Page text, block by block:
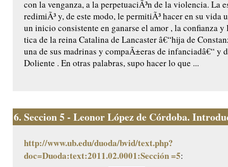
con la venganza, a la perpetuaciÃ³n de la violencia. La
redimiÃ³ y, de este modo, le permitiÃ³ hacer en su vida
un inicio consistente en ganarse el amor , la confianza
tica de la reina Catalina de Lancaster â€“hija de
una de sus madrinas y compaÃ±eras de infanciadâ€“ y
Doliente . En otras palabras, supo hacer lo que ...
6. Seccion 5 - Leonor López de Córdoba.
http://www.ub.edu/duoda/bvid/text.php?
doc=Duoda:text:2011.02.0001:Sección =5: